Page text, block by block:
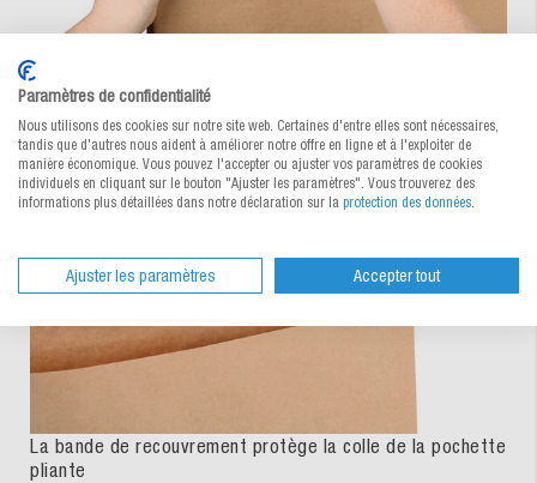
Le fil d'arrachage aide à ouvrir la pochette à soufflets
La bande de recouvrement protège la colle de la pochette
pliante
Paramètres de confidentialité
Nous utilisons des cookies sur notre site web. Certaines d'entre elles sont nécessaires,
tandis que d'autres nous aident à améliorer notre offre en ligne et à l'exploiter de
manière économique. Vous pouvez l'accepter ou ajuster vos paramètres de cookies
individuels en cliquant sur le bouton "Ajuster les paramètres". Vous trouverez des
informations plus détaillées dans notre déclaration sur la protection des données.
Ajuster les paramètres Accepter tout